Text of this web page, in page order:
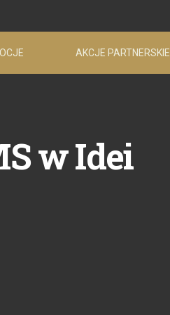
AKCJE PARTNERSKIE
w Idei